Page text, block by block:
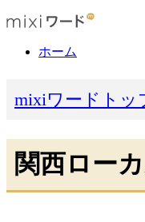
ホーム
mixiワードトッ
関西ロー